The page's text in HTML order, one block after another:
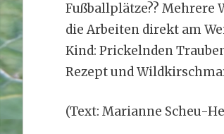
Fußballplätze?? Mehrere
die Arbeiten direkt am
Kind: Prickelnden
Rezept und
(Text: Marianne Scheu-